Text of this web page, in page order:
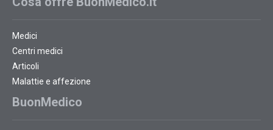
Medici
Centri medici
Articoli
Malattie e affezione
BuonMedico